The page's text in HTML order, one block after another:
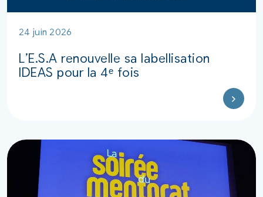
24 juin 2026
L’E.S.A renouvelle sa labellisation
IDEAS pour la 4ᵉ fois